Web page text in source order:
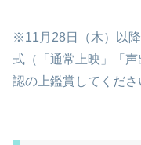
※11月28日（木）以
式（「通常上映」「
認の上鑑賞してくださ